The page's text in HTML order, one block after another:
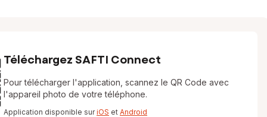
Téléchargez SAFTI Connect
Pour télécharger l'application, scannez le QR Code avec
l'appareil photo de votre téléphone.
Application disponible suriOS et Android